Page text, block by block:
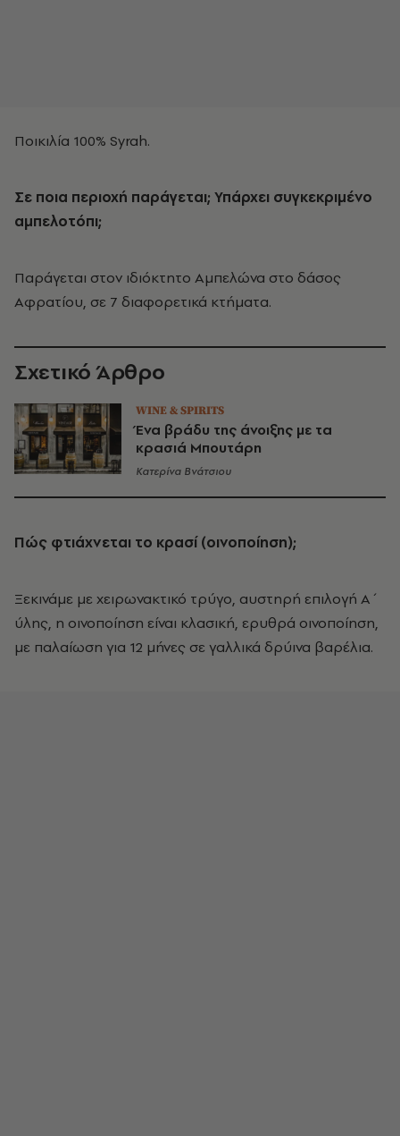
Ποικιλία 100% Syrah.
Σε ποια περιοχή παράγεται; Υπάρχει συγκεκριμένο
αμπελοτόπι;
Παράγεται στον ιδιόκτητο Αμπελώνα στο δάσος
Αφρατίου, σε 7 διαφορετικά κτήματα.
Σχετικό Άρθρο
WINE & SPIRITS
Ένα βράδυ της άνοιξης με τα
κρασιά Μπουτάρη
Κατερίνα Βνάτσιου
Πώς φτιάχνεται το κρασί (οινοποίηση);
Ξεκινάμε με χειρωνακτικό τρύγο, αυστηρή επιλογή Α΄
ύλης, η οινοποίηση είναι κλασική, ερυθρά οινοποίηση,
με παλαίωση για 12 μήνες σε γαλλικά δρύινα βαρέλια.